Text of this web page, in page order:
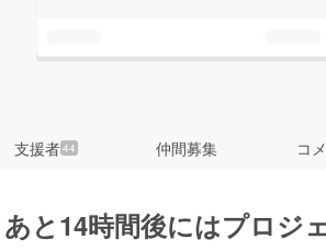
支援者44 仲間募集 コ
と14時間後にはプロジ